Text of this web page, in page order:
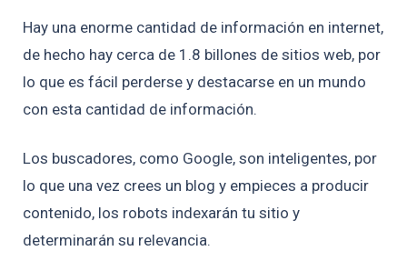
Hay una enorme cantidad de información en internet,
de hecho hay cerca de 1.8 billones de sitios web, por
lo que es fácil perderse y destacarse en un mundo
con esta cantidad de información.
Los buscadores, como Google, son inteligentes, por
lo que una vez crees un blog y empieces a producir
contenido, los robots indexarán tu sitio y
determinarán su relevancia.